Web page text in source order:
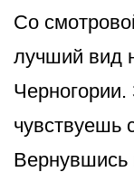
Со
лучший вид
Черногории.
чувствуешь
Вернувшись